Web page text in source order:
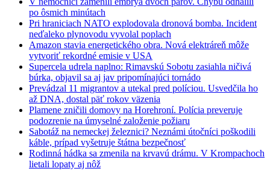
po ôsmich minútach
Pri hraniciach NATO explodovala dronová bomba. Incident
neďaleko plynovodu vyvolal poplach
Amazon stavia energetického obra. Nová elektráreň môže
vytvoriť rekordné emisie v USA
Supercela udrela naplno: Rimavskú Sobotu zasiahla ničivá
búrka, objavil sa aj jav pripomínajúci tornádo
Prevádzal 11 migrantov a utekal pred políciou. Usvedčila ho
až DNA, dostal päť rokov väzenia
Plamene zničili domovy na Horehroní. Polícia preveruje
podozrenie na úmyselné založenie požiaru
Sabotáž na nemeckej železnici? Neznámi útočníci poškodili
káble, prípad vyšetruje štátna bezpečnosť
Rodinná hádka sa zmenila na krvavú drámu. V Krompachoch
lietali lopaty aj nôž